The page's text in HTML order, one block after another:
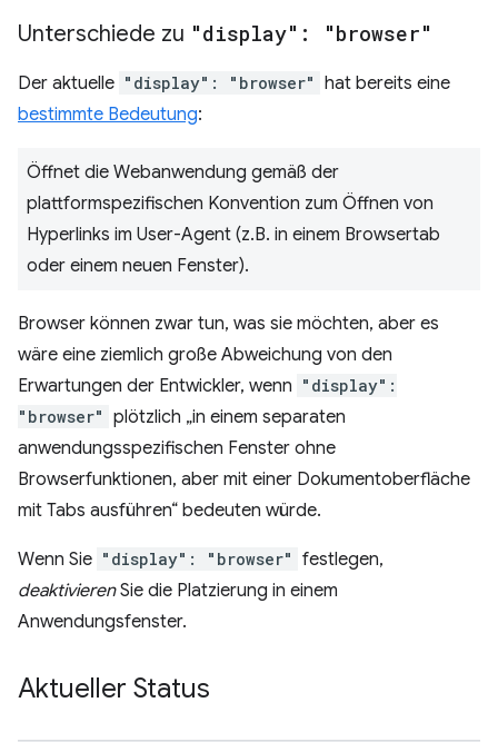
Unterschiede zu "display": "browser"
Der aktuelle "display": "browser" hat bereits eine
bestimmte Bedeutung:
Öffnet die Webanwendung gemäß der
plattformspezifischen Konvention zum Öffnen von
Hyperlinks im User-Agent (z.B. in einem Browsertab
oder einem neuen Fenster).
Browser können zwar tun, was sie möchten, aber es
wäre eine ziemlich große Abweichung von den
Erwartungen der Entwickler, wenn "display":
"browser" plötzlich „in einem separaten
anwendungsspezifischen Fenster ohne
Browserfunktionen, aber mit einer Dokumentoberfläche
mit Tabs ausführen“ bedeuten würde.
Wenn Sie "display": "browser" festlegen,
deaktivierenSie die Platzierung in einem
Anwendungsfenster.
Aktueller Status